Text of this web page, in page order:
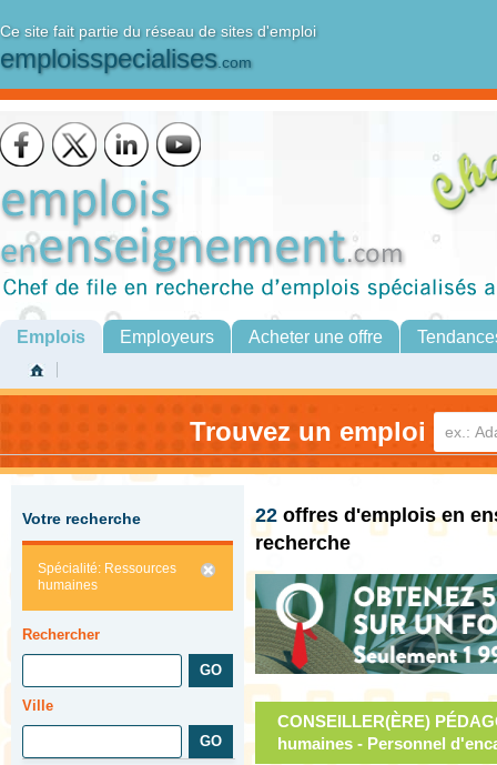
Ce site fait partie du réseau de sites d'emploi
emploisspecialises.com
Emplois Employeurs Acheter une offre
Trouvez un emploi
Votre recherche
Spécialité: Ressources
humaines
Rechercher
Ville
22 offres d'emplois en
recherche
CONSEILLER(ÈRE)
humaines - Personnel